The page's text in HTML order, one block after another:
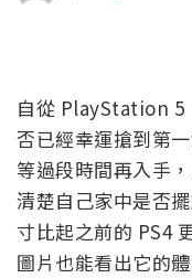
自從 PlayStation 5
否已經幸運搶到第
等過段時間再入手
清楚自己家中是否
寸比起之前的 PS4
圖片也能看出它的